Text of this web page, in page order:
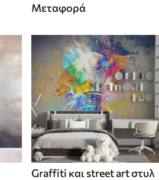
Μεταφορά
Graffiti και street art στυλ